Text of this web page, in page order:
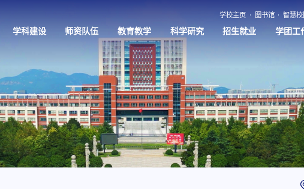
学校主页 图书馆 智慧校
学科建设 师资队伍 教育教学 科学研究 招生就业 学团工